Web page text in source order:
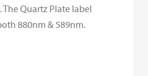
Quartz Plate label
880nm & 589nm.